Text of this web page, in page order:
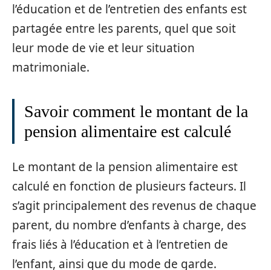
l’éducation et de l’entretien des enfants est
partagée entre les parents, quel que soit
leur mode de vie et leur situation
matrimoniale.
Savoir comment le montant de la
pension alimentaire est calculé
Le montant de la pension alimentaire est
calculé en fonction de plusieurs facteurs. Il
s’agit principalement des revenus de chaque
parent, du nombre d’enfants à charge, des
frais liés à l’éducation et à l’entretien de
l’enfant, ainsi que du mode de garde.